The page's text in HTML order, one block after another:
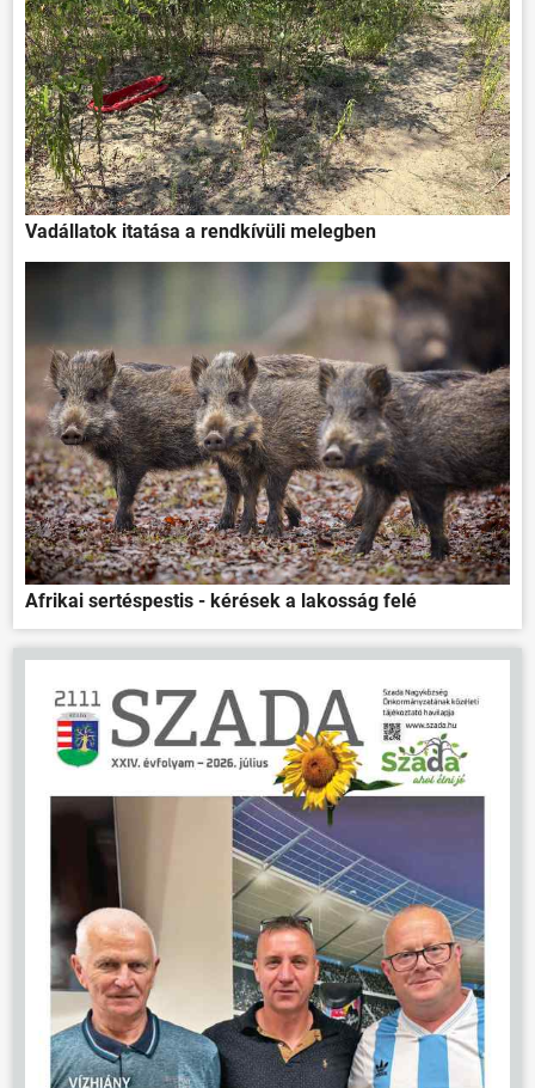
ÖNKORMÁNYZAT
ÜGYINTÉZÉS
KÖZÖSSÉG
HÍREK
VÁLASZTÁSOK
Vadállatok itatása a rendkívüli melegben
Afrikai sertéspestis - kérések a lakosság felé